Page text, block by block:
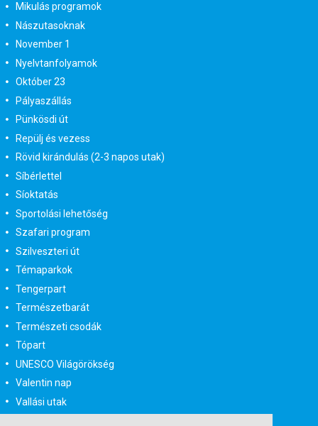
Mikulás programok
Nászutasoknak
November 1
Nyelvtanfolyamok
Október 23
Pályaszállás
Pünkösdi út
Repülj és vezess
Rövid kirándulás (2-3 napos utak)
Síbérlettel
Síoktatás
Sportolási lehetőség
Szafari program
Szilveszteri út
Témaparkok
Tengerpart
Természetbarát
Természeti csodák
Tópart
UNESCO Világörökség
Valentin nap
Vallási utak